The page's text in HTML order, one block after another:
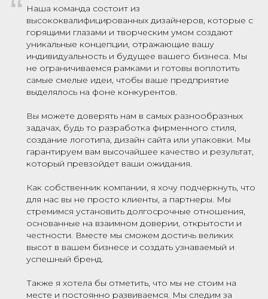
“ Наша команда состоит из
высококвалифицированных дизайнеров, которые с
горящими глазами и творческим умом создают
уникальные концепции, отражающие вашу
индивидуальность и будущее вашего бизнеса. Мы
не ограничиваемся рамками и готовы воплотить
самые смелые идеи, чтобы ваше предприятие
выделялось на фоне конкурентов.
Вы можете доверять нам в самых разнообразных
задачах, будь то разработка фирменного стиля,
создание логотипа, дизайн сайта или упаковки. Мы
гарантируем вам высочайшее качество и результат,
который превзойдет ваши ожидания.
Как собственник компании, я хочу подчеркнуть, что
для нас вы не просто клиенты, а партнеры. Мы
стремимся установить долгосрочные отношения,
основанные на взаимном доверии, открытости и
честности. Вместе мы сможем достичь великих
высот в вашем бизнесе и создать узнаваемый и
успешный бренд.
Также я хотела бы отметить, что мы не стоим на
месте и постоянно развиваемся. Мы следим за